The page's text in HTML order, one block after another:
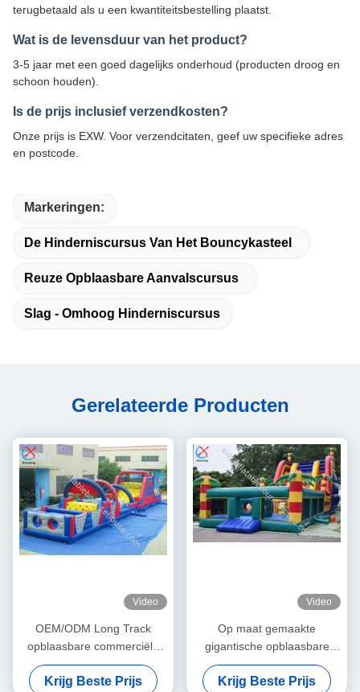
terugbetaald als u een kwantiteitsbestelling plaatst.
Wat is de levensduur van het product?
3-5 jaar met een goed dagelijks onderhoud (producten droog en
schoon houden).
Is de prijs inclusief verzendkosten?
Onze prijs is EXW. Voor verzendcitaten, geef uw specifieke adres
en postcode.
Markeringen:
De Hinderniscursus Van Het Bouncykasteel
Reuze Opblaasbare Aanvalscursus
Slag - Omhoog Hinderniscursus
Gerelateerde Producten
Video
OEM/ODM Long Track
opblaasbare commerciële
obstakelbaan Bouncy Castle
Slides
Krijg Beste Prijs
Video
Op maat gemaakte
gigantische opblaasbare
palmbomen glijbanen
opblaasbare springkasteel
Krijg Beste Prijs